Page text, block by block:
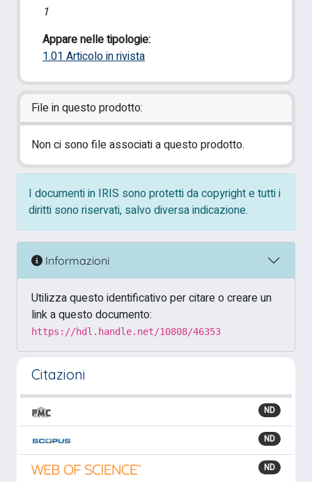
1
Appare nelle tipologie:
1.01 Articolo in rivista
File in questo prodotto:
Non ci sono file associati a questo prodotto.
I documenti in IRIS sono protetti da copyright e tutti i
diritti sono riservati, salvo diversa indicazione.
Informazioni
Utilizza questo identificativo per citare o creare un
link a questo documento:
https://hdl.handle.net/10808/46353
Citazioni
ND
ND
ND